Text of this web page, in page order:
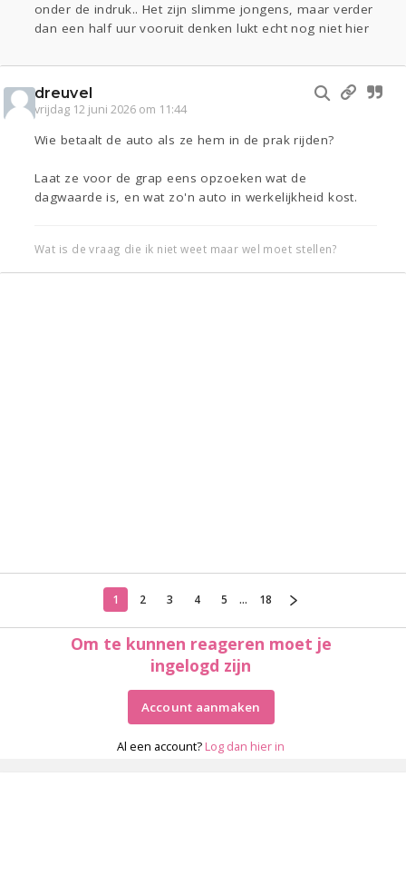
onder de indruk.. Het zijn slimme jongens, maar verder
dan een half uur vooruit denken lukt echt nog niet hier
dreuvel
vrijdag 12 juni 2026 om 11:44
Wie betaalt de auto als ze hem in de prak rijden?
Laat ze voor de grap eens opzoeken wat de
dagwaarde is, en wat zo'n auto in werkelijkheid kost.
Wat is de vraag die ik niet weet maar wel moet stellen?
1 2 3 4 5 ... 18
Om te kunnen reageren moet je
ingelogd zijn
Account aanmaken
Al een account? Log dan hier in